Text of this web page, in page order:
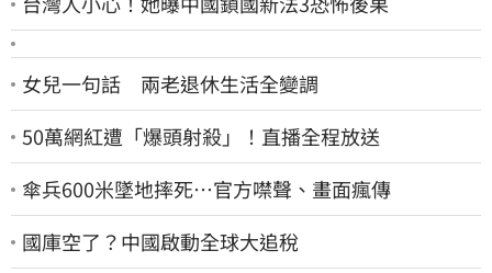
女兒一句話 兩老退休生活全變調
50萬網紅遭「爆頭射殺」！直播全程放送
傘兵600米墜地摔死…官方噤聲、畫面瘋傳
國庫空了？中國啟動全球大追稅